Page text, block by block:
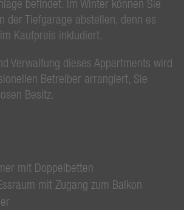
befindet. Im Winter können Sie
der Tiefgarage abstellen, denn es
Kaufpreis inkludiert.
Verwaltung dieses Appartments wird
Betreiber arrangiert, Sie
Besitz.
mit Doppelbetten
mit Zugang zum Balkon